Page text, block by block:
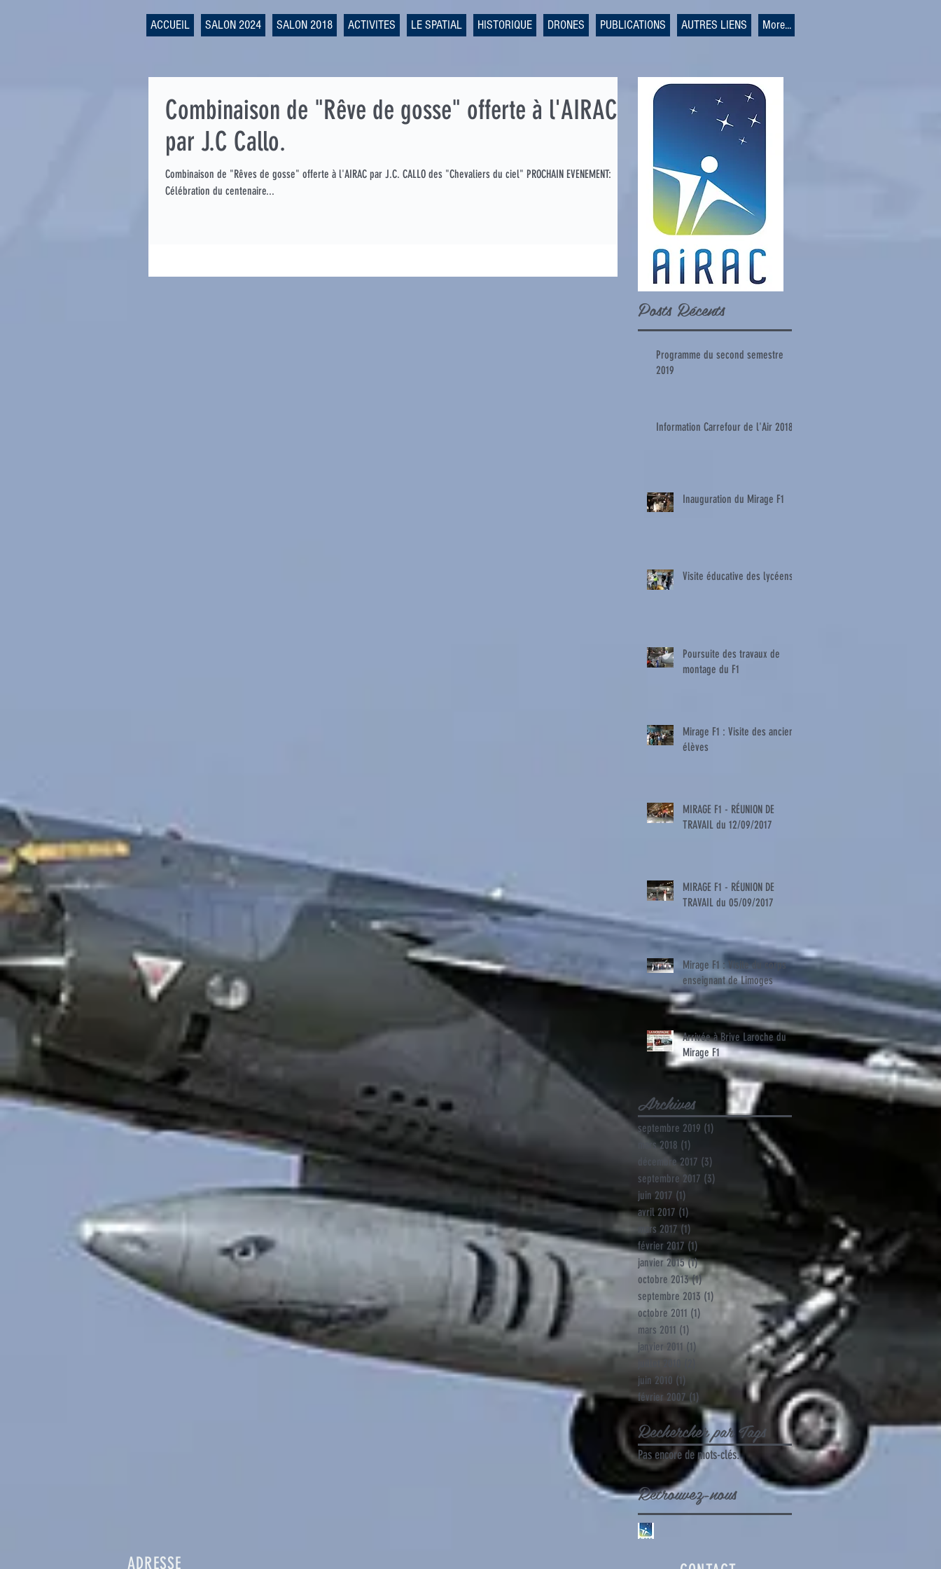
ACCUEIL SALON 2024 SALON 2018 ACTIVITES LE SPATIAL HISTORIQUE DRONES PUBLICATIONS AUTRES LIENS More...
Combinaison de "Rêve de gosse" offerte à l'AIRAC
par J.C Callo.
Combinaison de "Rêves de gosse" offerte à l'AIRAC par J.C. CALLO des "Chevaliers du ciel" PROCHAIN EVENEMENT:
Célébration du centenaire...
Posts Récents
Programme du second semestre
2019
Information Carrefour de l'Air 2018
Inauguration du Mirage F1
Visite éducative des lycéens
Poursuite des travaux de
montage du F1
Mirage F1 : Visite des anciens
élèves
MIRAGE F1 - RÉUNION DE
TRAVAIL du 12/09/2017
MIRAGE F1 - RÉUNION DE
TRAVAIL du 05/09/2017
Mirage F1 : Visite du corps
enseignant de Limoges
Arrivée à Brive Laroche du
Mirage F1
Archives
septembre 2019 (1)
mars 2018 (1)
décembre 2017 (3)
septembre 2017 (3)
juin 2017 (1)
avril 2017 (1)
mars 2017 (1) 1 post
février 2017 (1) 1 post
janvier 2015 (1)1 post
octobre 2013 (1)1 post
septembre 2013 (1)
octobre 2011 (1)
mars 2011 (1)
janvier 2011 (1)
juin 2010 (1)
février 2007 (1)
Rechercher par Tags
Pas encore de mots-clés.
Retrouvez-nous
ADRESSE